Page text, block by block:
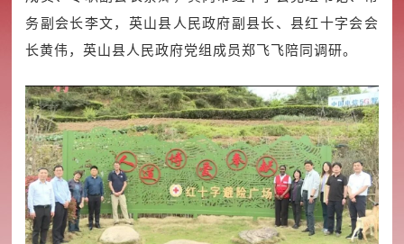
务副会长李文，英山县人民政府副县长、县红十字会会
长黄伟，英山县人民政府党组成员郑飞飞陪同调研。